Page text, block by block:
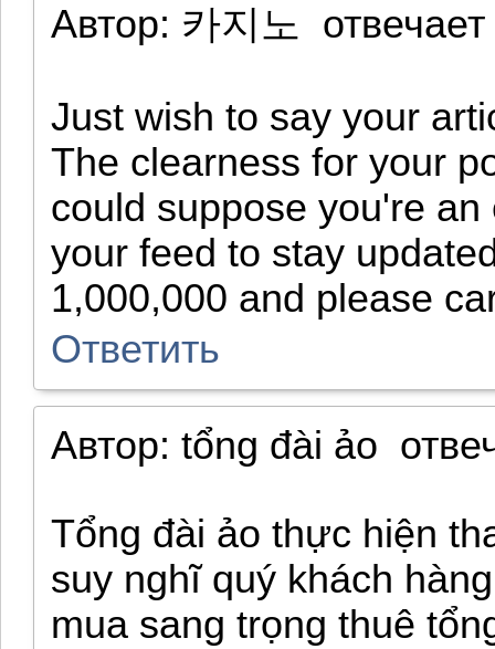
Автор: 카지노 отвечает
Just wish to say your
The clearness for your
could suppose you're
your feed to stay
1,000,000 and please
Ответить
Автор: tổng đài ảo
Tổng đài ảo thực hiện
suy nghĩ quý khách
mua sang trọng thuê